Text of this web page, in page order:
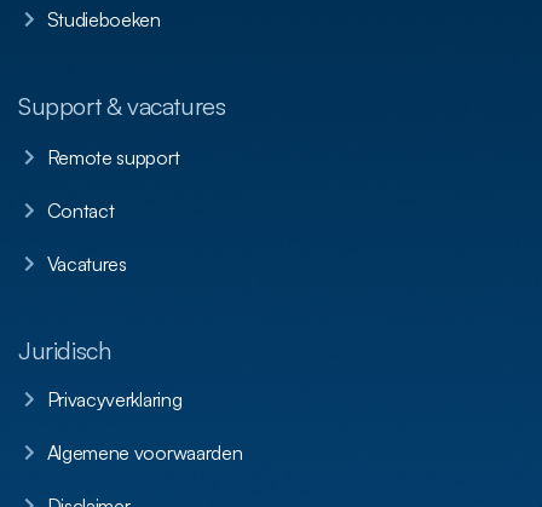
Studieboeken
Support & vacatures
Remote support
Contact
Vacatures
Juridisch
Privacyverklaring
Algemene voorwaarden